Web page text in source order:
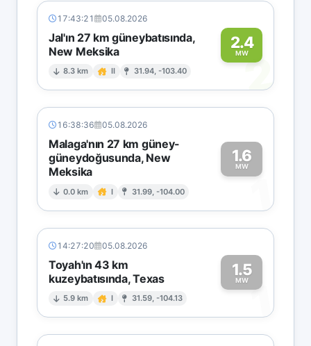
17:43:21 05.08.2026
Jal'ın 27 km güneybatısında,
New Meksika
8.3 km II 31.94, -103.40
2.4
MW2
16:38:36 05.08.2026
Malaga'nın 27 km güney-
güneydoğusunda, New
Meksika
0.0 km I 31.99, -104.00
1.6
MW
1
14:27:20 05.08.2026
Toyah'ın 43 km
kuzeybatısında, Texas
5.9 km I 31.59, -104.13
1.5
MW1